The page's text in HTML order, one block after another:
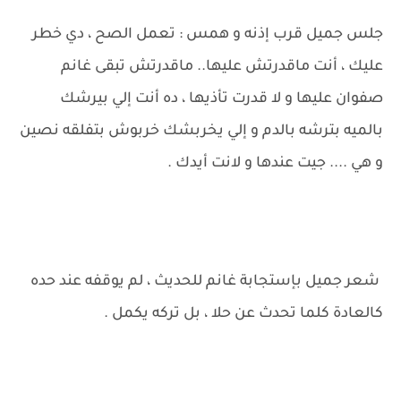
جلس جميل قرب إذنه و همس : تعمل الصح ، دي خطر
عليك ، أنت ماقدرتش عليها.. ماقدرتش تبقى غانم
صفوان عليها و لا قدرت تأذيها ، ده أنت إلي بيرشك
بالميه بترشه بالدم و إلي يخربشك خربوش بتفلقه نصين
و هي .... جيت عندها و لانت أيدك .
شعر جميل بإستجابة غانم للحديث ، لم يوقفه عند حده
كالعادة كلما تحدث عن حلا ، بل تركه يكمل .